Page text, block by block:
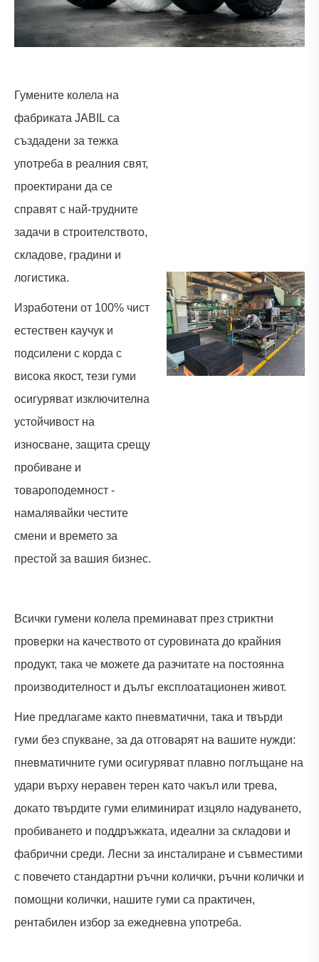
Гумените колела на
фабриката JABIL са
създадени за тежка
употреба в реалния свят,
проектирани да се
справят с най-трудните
задачи в строителството,
складове, градини и
логистика.
Изработени от 100% чист
естествен каучук и
подсилени с корда с
висока якост, тези гуми
осигуряват изключителна
устойчивост на
износване, защита срещу
пробиване и
товароподемност -
намалявайки честите
смени и времето за
престой за вашия бизнес.
Всички гумени колела преминават през стриктни
проверки на качеството от суровината до крайния
продукт, така че можете да разчитате на постоянна
производителност и дълъг експлоатационен живот.
Ние предлагаме както пневматични, така и твърди
гуми без спукване, за да отговарят на вашите нужди:
пневматичните гуми осигуряват плавно поглъщане на
удари върху неравен терен като чакъл или трева,
докато твърдите гуми елиминират изцяло надуването,
пробиването и поддръжката, идеални за складови и
фабрични среди. Лесни за инсталиране и съвместими
с повечето стандартни ръчни колички, ръчни колички и
помощни колички, нашите гуми са практичен,
рентабилен избор за ежедневна употреба.